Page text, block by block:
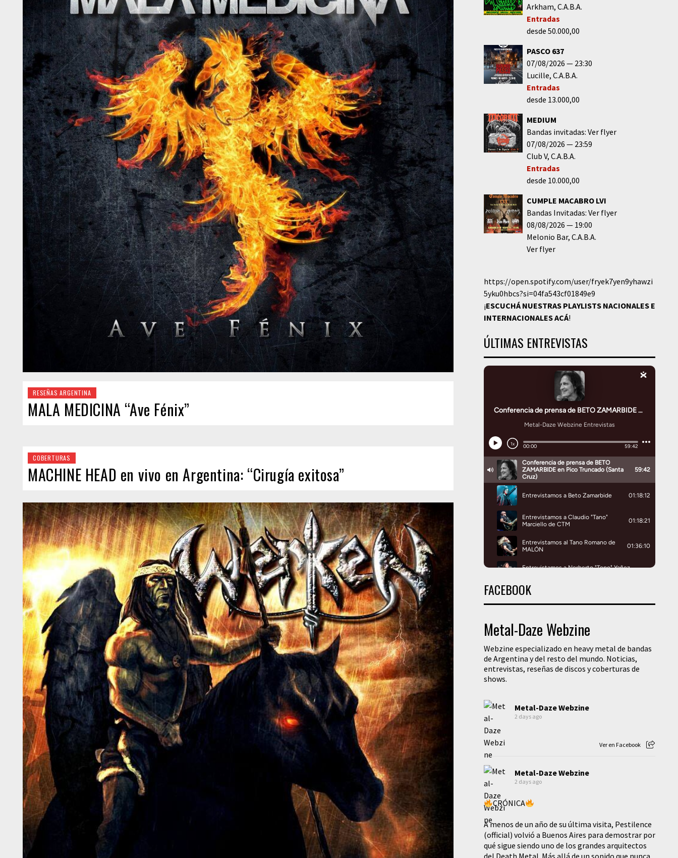
RESEÑAS ARGENTINA
MALA MEDICINA “Ave Fénix”
COBERTURAS
MACHINE HEAD en vivo en Argentina: “Cirugía exitosa”
Arkham C.A.B.A.
Entradas
desde 50.000,00
PASCO 637
07/08/2026
23:30
Lucille C.A.B.A.
Entradas
desde 13.000,00
MEDIUM
Bandas invitadas: Ver flyer
07/08/2026
23:59
Club V C.A.B.A.
Entradas
desde 10.000,00
CUMPLE MACABRO LVI
Bandas Invitadas: Ver flyer
08/08/2026
19:00
Melonio Bar C.A.B.A.
Ver flyer
https://open.spotify.com/user/fryek7yen9yhawzi
5yku0hbcs?si=04fa543cf01849e9
¡ESCUCHÁ NUESTRAS PLAYLISTS NACIONALES E
INTERNACIONALESACÁ!
ÚLTIMAS ENTREVISTAS
FACEBOOK
Metal-Daze Webzine
Webzine especializado en heavy metal de bandas
de Argentina y del resto del mundo. Noticias,
entrevistas, reseñas de discos y coberturas de
shows.
Metal-Daze Webzine
2 days ago
Ver en Facebook
Metal-Daze Webzine
2 days ago
CRÓNICA
A menos de un año de su última visita, Pestilence
(official) volvió a Buenos Aires para demostrar por
qué sigue siendo uno de los grandes arquitectos
del Death Metal. Más allá de un sonido que nunca